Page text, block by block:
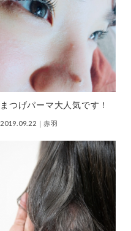
まつげパーマ大人気です！
2019.09.22 ｜赤羽